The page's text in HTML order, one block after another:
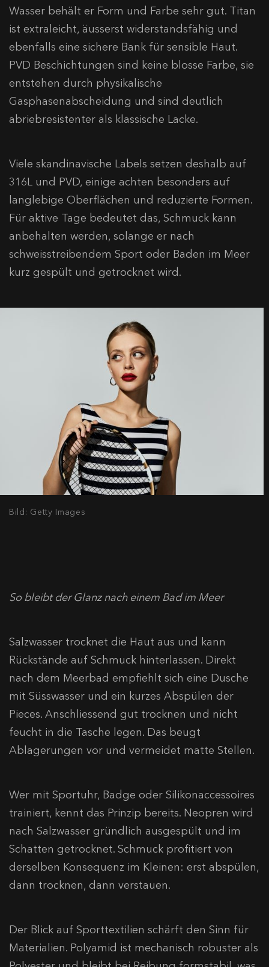
Wasser behält er Form und Farbe sehr gut. Titan
ist extraleicht, äusserst widerstandsfähig und
ebenfalls eine sichere Bank für sensible Haut.
PVD Beschichtungen sind keine blosse Farbe, sie
entstehen durch physikalische
Gasphasenabscheidung und sind deutlich
abriebresistenter als klassische Lacke.
Viele skandinavische Labels setzen deshalb auf
316L und PVD, einige achten besonders auf
langlebige Oberflächen und reduzierte Formen.
Für aktive Tage bedeutet das, Schmuck kann
anbehalten werden, solange er nach
schweisstreibendem Sport oder Baden im Meer
kurz gespült und getrocknet wird.
Bild: Getty Images
So bleibt der Glanz nach einem Bad im Meer
Salzwasser trocknet die Haut aus und kann
Rückstände auf Schmuck hinterlassen. Direkt
nach dem Meerbad empfiehlt sich eine Dusche
mit Süsswasser und ein kurzes Abspülen der
Pieces. Anschliessend gut trocknen und nicht
feucht in die Tasche legen. Das beugt
Ablagerungen vor und vermeidet matte Stellen.
Wer mit Sportuhr, Badge oder Silikonaccessoires
trainiert, kennt das Prinzip bereits. Neopren wird
nach Salzwasser gründlich ausgespült und im
Schatten getrocknet. Schmuck profitiert von
derselben Konsequenz im Kleinen: erst abspülen,
dann trocknen, dann verstauen.
Der Blick auf Sporttextilien schärft den Sinn für
Materialien. Polyamid ist mechanisch robuster als